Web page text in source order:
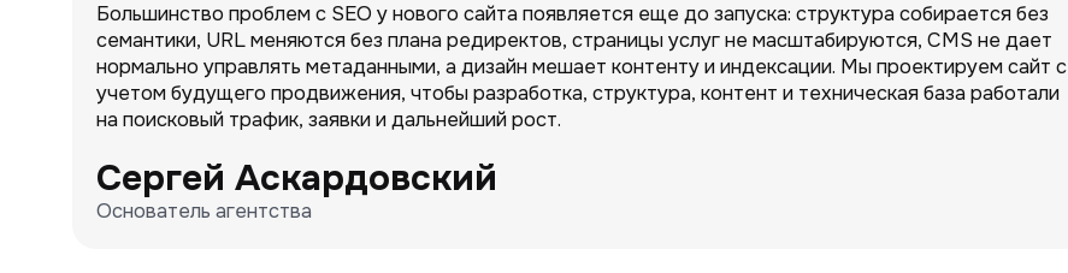
Большинство проблем с SEO у нового сайта появляется еще до запуска: структура собирается без
семантики, URL меняются без плана редиректов, страницы услуг не масштабируются, CMS не дает
нормально управлять метаданными, а дизайн мешает контенту и индексации. Мы проектируем сайт с
учетом будущего продвижения, чтобы разработка, структура, контент и техническая база работали
на поисковый трафик, заявки и дальнейший рост.
Сергей Аскардовский
Основатель агентства